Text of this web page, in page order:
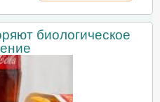
биологическое